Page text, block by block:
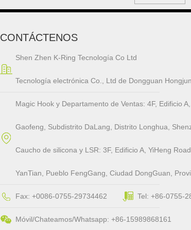
CONTÁCTENOS
Shen Zhen K-Ring Tecnología Co Ltd
Tecnología electrónica Co., Ltd de Dongguan Hongjun
Magic Hook y Departamento de Ventas: 4F, ​​Edificio
Gaofeng, Subdistrito DaLang, Distrito Longhua,
Caucho de silicona y LSR: 3F, Edificio A, YiHeng
YanTian, ​​Pueblo FengGang, Ciudad DongGuan,
Fax: +0086-0755-29734462 Tel: +86-0755-
Móvil/Chateamos/Whatsapp: +86-15989868161